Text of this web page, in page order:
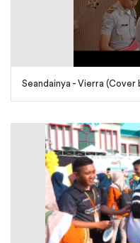
Seandainya - Vierra (Cover